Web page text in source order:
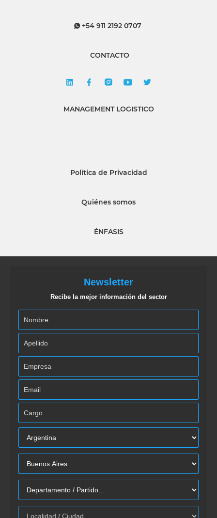
+54 911 2192 0707
CONTACTO
MANAGEMENT LOGISTICO
Política de Privacidad
Quiénes somos
ÉNFASIS
Newsletter
Recibe la mejor información del sector